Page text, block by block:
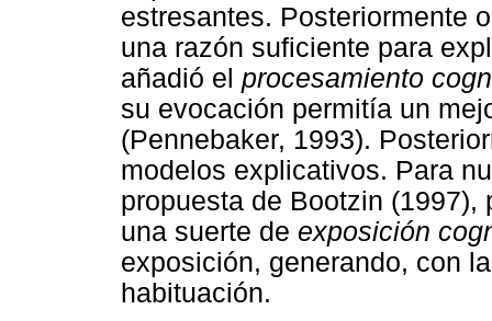
estresantes. Posteriormente
una razón suficiente para
añadió el procesamiento
su evocación permitía un
(Pennebaker, 1993).
modelos explicativos. Para
propuesta de Bootzin
una suerte de exposición
exposición, generando, con
habituación.